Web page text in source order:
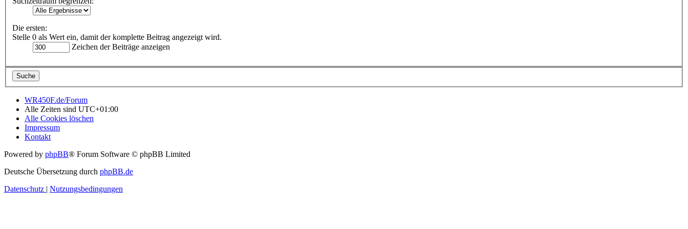
Die ersten:
Stelle 0 als Wert ein, damit der komplette Beitrag angezeigt wird.
Zeichen der Beiträge anzeigen
WR450F.de/Forum
Alle Zeiten sind UTC+01:00
Alle Cookies löschen
Impressum
Kontakt
Powered by phpBB® Forum Software © phpBB Limited
Deutsche Übersetzung durch phpBB.de
Datenschutz | Nutzungsbedingungen